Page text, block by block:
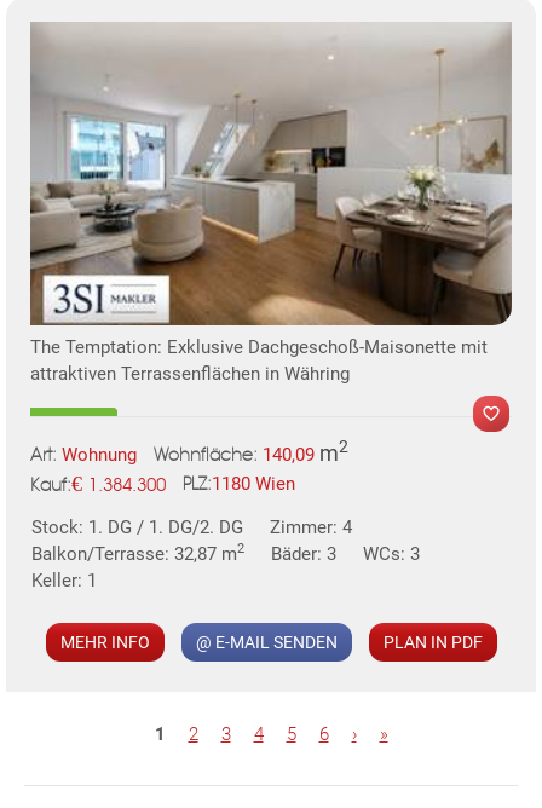
The Temptation: Exklusive Dachgeschoß-Maisonette mit
attraktiven Terrassenflächen in Währing
Art: Wohnung Wohnfläche: 140,09 m2
Kauf:€ 1.384.300 PLZ:1180 Wien
Stock: 1. DG / 1. DG/2. DG
Zimmer: 4
Balkon/Terrasse: 32,87 m2 Bäder: 3
WCs: 3
Keller: 1
MEHR INFO @ E-MAIL SENDEN PLAN IN PDF
1 2 3 4 5 6 › »